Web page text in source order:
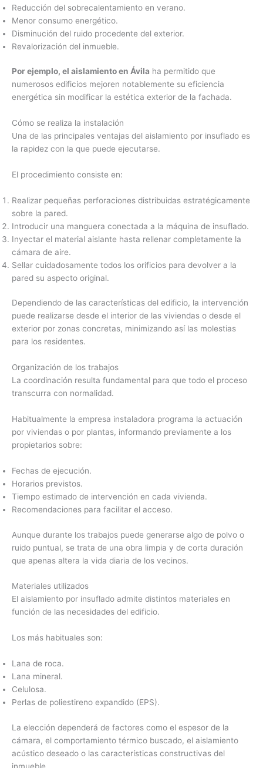
Reducción del sobrecalentamiento en verano.
Menor consumo energético.
Disminución del ruido procedente del exterior.
Revalorización del inmueble.
Por ejemplo, el aislamiento en Ávila ha permitido que
numerosos edificios mejoren notablemente su eficiencia
energética sin modificar la estética exterior de la fachada.
Cómo se realiza la instalación
Una de las principales ventajas del aislamiento por insuflado es
la rapidez con la que puede ejecutarse.
El procedimiento consiste en:
Realizar pequeñas perforaciones distribuidas estratégicamente
sobre la pared.
Introducir una manguera conectada a la máquina de insuflado.
Inyectar el material aislante hasta rellenar completamente la
cámara de aire.
Sellar cuidadosamente todos los orificios para devolver a la
pared su aspecto original.
Dependiendo de las características del edificio, la intervención
puede realizarse desde el interior de las viviendas o desde el
exterior por zonas concretas, minimizando así las molestias
para los residentes.
Organización de los trabajos
La coordinación resulta fundamental para que todo el proceso
transcurra con normalidad.
Habitualmente la empresa instaladora programa la actuación
por viviendas o por plantas, informando previamente a los
propietarios sobre:
Fechas de ejecución.
Horarios previstos.
Tiempo estimado de intervención en cada vivienda.
Recomendaciones para facilitar el acceso.
Aunque durante los trabajos puede generarse algo de polvo o
ruido puntual, se trata de una obra limpia y de corta duración
que apenas altera la vida diaria de los vecinos.
Materiales utilizados
El aislamiento por insuflado admite distintos materiales en
función de las necesidades del edificio.
Los más habituales son:
Lana de roca.
Lana mineral.
Celulosa.
Perlas de poliestireno expandido (EPS).
La elección dependerá de factores como el espesor de la
cámara, el comportamiento térmico buscado, el aislamiento
acústico deseado o las características constructivas del
inmueble.